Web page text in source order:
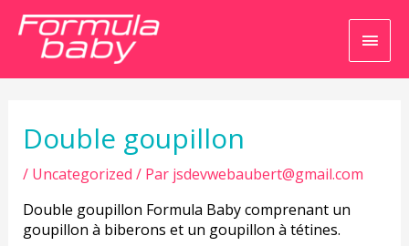
Double goupillon
/ Uncategorized / Par jsdevwebaubert@gmail.com
Double goupillon Formula Baby comprenant un
goupillon à biberons et un goupillon à tétines.
l’article